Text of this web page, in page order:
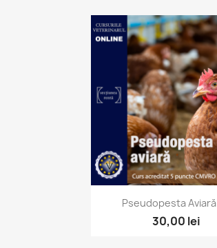
Vizualizare
Pseudopesta
30,00 lei